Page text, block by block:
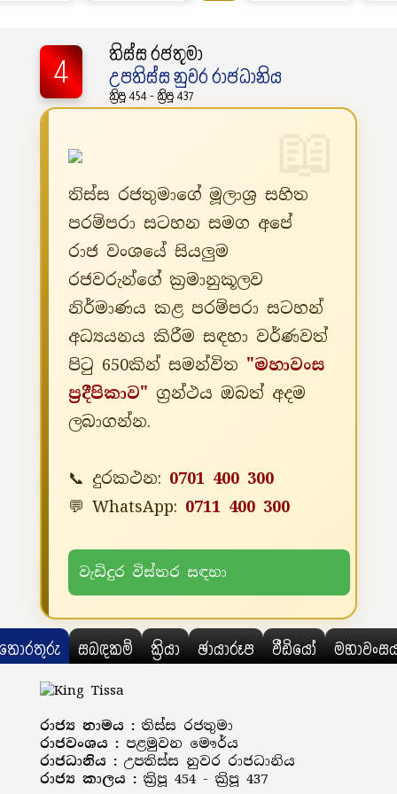
4
තිස්ස රජතුමා
උපතිස්ස නුවර රාජධානිය
ක්‍රිපූ 454 - ක්‍රිපූ 437
තිස්ස රජතුමාගේ මූලාශ්‍ර සහිත
පරම්පරා සටහන සමග අපේ
රාජ වංශයේ සියලුම
රජවරුන්ගේ ක්‍රමානුකූලව
නිර්මාණය කළ පරම්පරා සටහන්
අධ්‍යයනය කිරීම සඳහා වර්ණවත්
පිටු 650කින් සමන්විත "මහාවංස
ප්‍රදීපිකාව" ග්‍රන්ථය ඔබත් අදම
ලබාගන්න.
📞 දුරකථන: 0701 400 300
💬 WhatsApp: 0711 400 300
වැඩිදුර විස්තර සඳහා
සබඳකම් ක්‍රියා ඡායාරූප වීඩියෝ
රාජ්‍ය නාමය : තිස්ස රජතුමා
රාජවංශය : පළමුවන මෞර්ය
රාජධානිය : උපතිස්ස නුවර රාජධානිය
රාජ්‍ය කාලය : ක්‍රිපූ 454 - ක්‍රිපූ 437